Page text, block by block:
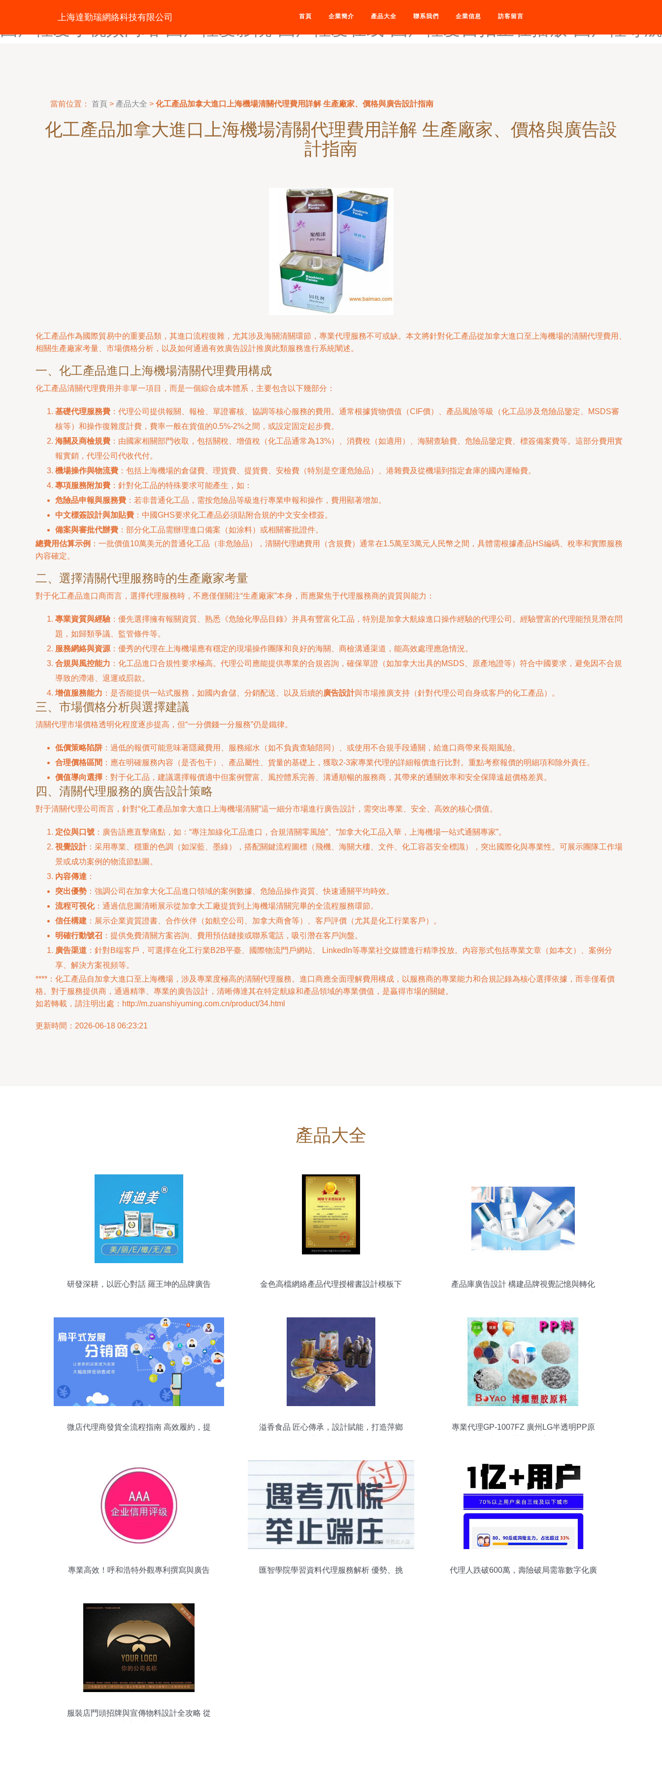
国产小视频网-国产小视频网站-国产小视频网站在线观看-国产性爱毛片-国产性爱网-
上海達勤瑞網絡科技有限公司 首頁 企業簡介 產品大全 聯系我們 企業信息 訪客留言
當前位置： 首頁 > 產品大全 > 化工產品加拿大進口上海機場清關代理費用詳解 生產廠家、價格與廣告設計指南
化工產品加拿大進口上海機場清關代理費用詳解 生產廠家、價格與廣告設
計指南
化工產品作為國際貿易中的重要品類，其進口流程復雜，尤其涉及海關清關環節，專業代理服務不可或缺。本文將針對化工產品從加拿大進口至上海機場的清關代理費用、
相關生產廠家考量、市場價格分析，以及如何通過有效廣告設計推廣此類服務進行系統闡述。
一、化工產品進口上海機場清關代理費用構成
化工產品清關代理費用并非單一項目，而是一個綜合成本體系，主要包含以下幾部分：
基礎代理服務費 ：代理公司提供報關、報檢、單證審核、協調等核心服務的費用。通常根據貨物價值（CIF價）、產品風險等級（化工品涉及危險品鑒定、MSDS審
核等）和操作復雜度計費，費率一般在貨值的0.5%-2%之間，或設定固定起步費。
海關及商檢規費 ：由國家相關部門收取，包括關稅、增值稅（化工品通常為13%）、消費稅（如適用）、海關查驗費、危險品鑒定費、標簽備案費等。這部分費用實
報實銷，代理公司代收代付。
機場操作與物流費 ：包括上海機場的倉儲費、理貨費、提貨費、安檢費（特別是空運危險品）、港雜費及從機場到指定倉庫的國內運輸費。
專項服務附加費 ：針對化工品的特殊要求可能產生，如：
危險品申報與服務費 ：若非普通化工品，需按危險品等級進行專業申報和操作，費用顯著增加。
中文標簽設計與加貼費 ：中國GHS要求化工產品必須貼附合規的中文安全標簽。
備案與審批代辦費 ：部分化工品需辦理進口備案（如涂料）或相關審批證件。
總費用估算示例 ：一批價值10萬美元的普通化工品（非危險品），清關代理總費用（含規費）通常在1.5萬至3萬元人民幣之間，具體需根據產品HS編碼、稅率和實際服務
內容確定。
二、選擇清關代理服務時的生產廠家考量
對于化工產品進口商而言，選擇代理服務時，不應僅僅關注“生產廠家”本身，而應聚焦于代理服務商的資質與能力：
專業資質與經驗 ：優先選擇擁有報關資質、熟悉《危險化學品目錄》并具有豐富化工品，特別是加拿大航線進口操作經驗的代理公司。經驗豐富的代理能預見潛在問
題，如歸類爭議、監管條件等。
服務網絡與資源 ：優秀的代理在上海機場應有穩定的現場操作團隊和良好的海關、商檢溝通渠道，能高效處理應急情況。
合規與風控能力 ：化工品進口合規性要求極高。代理公司應能提供專業的合規咨詢，確保單證（如加拿大出具的MSDS、原產地證等）符合中國要求，避免因不合規
導致的滯港、退運或罰款。
增值服務能力 ：是否能提供一站式服務，如國內倉儲、分銷配送、以及后續的廣告設計與市場推廣支持（針對代理公司自身或客戶的化工產品）。
三、市場價格分析與選擇建議
清關代理市場價格透明化程度逐步提高，但“一分價錢一分服務”仍是鐵律。
低價策略陷阱 ：過低的報價可能意味著隱藏費用、服務縮水（如不負責查驗陪同）、或使用不合規手段通關，給進口商帶來長期風險。
合理價格區間 ：應在明確服務內容（是否包干）、產品屬性、貨量的基礎上，獲取2-3家專業代理的詳細報價進行比對。重點考察報價的明細項和除外責任。
價值導向選擇 ：對于化工品，建議選擇報價適中但案例豐富、風控體系完善、溝通順暢的服務商，其帶來的通關效率和安全保障遠超價格差異。
四、清關代理服務的廣告設計策略
對于清關代理公司而言，針對“化工產品加拿大進口上海機場清關”這一細分市場進行廣告設計，需突出專業、安全、高效的核心價值。
定位與口號 ：廣告語應直擊痛點，如：“專注加線化工品進口，合規清關零風險”、“加拿大化工品入華，上海機場一站式通關專家”。
視覺設計：采用專業、穩重的色調（如深藍、墨綠），搭配關鍵流程圖標（飛機、海關大樓、文件、化工容器安全標識），突出國際化與專業性。可展示團隊工作場
景或成功案例的物流節點圖。
內容傳達 ：
突出優勢 ：強調公司在加拿大化工品進口領域的案例數據、危險品操作資質、快速通關平均時效。
流程可視化：通過信息圖清晰展示從加拿大工廠提貨到上海機場清關完畢的全流程服務環節。
信任構建 ：展示企業資質證書、合作伙伴（如航空公司、加拿大商會等）、客戶評價（尤其是化工行業客戶）。
明確行動號召 ：提供免費清關方案咨詢、費用預估鏈接或聯系電話，吸引潛在客戶詢盤。
廣告渠道 ：針對B端客戶，可選擇在化工行業B2B平臺、國際物流門戶網站、 LinkedIn等專業社交媒體進行精準投放。內容形式包括專業文章（如本文）、案例分
享、解決方案視頻等。
****：化工產品自加拿大進口至上海機場，涉及專業度極高的清關代理服務。進口商應全面理解費用構成，以服務商的專業能力和合規記錄為核心選擇依據，而非僅看價
格。對于服務提供商，通過精準、專業的廣告設計，清晰傳達其在特定航線和產品領域的專業價值，是贏得市場的關鍵。
如若轉載，請注明出處：http://m.zuanshiyuming.com.cn/product/34.html
更新時間：2026-06-18 06:23:21
產品大全
研發深耕，以匠心對話 羅王坤的品牌廣告
金色高檔網絡產品代理授權書設計模板下
產品庫廣告設計 構建品牌視覺記憶與轉化
微店代理商發貨全流程指南 高效履約，提
溢香食品 匠心傳承，設計賦能，打造萍鄉
專業代理GP-1007FZ 廣州LG半透明PP原
專業高效！呼和浩特外觀專利撰寫與廣告
匯智學院學習資料代理服務解析 優勢、挑
代理人跌破600萬，壽險破局需靠數字化廣
服裝店門頭招牌與宣傳物料設計全攻略 從